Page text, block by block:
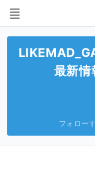
最新情
フォロー